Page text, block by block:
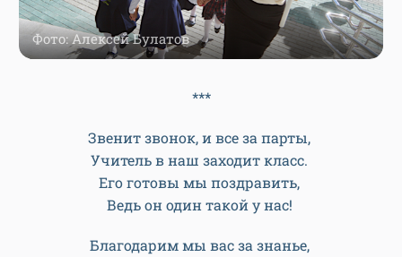
Фото: Алексей Булатов
***
Звенит звонок, и все за парты,
Учитель в наш заходит класс.
Его готовы мы поздравить,
Ведь он один такой у нас!
Благодарим мы вас за знанье,